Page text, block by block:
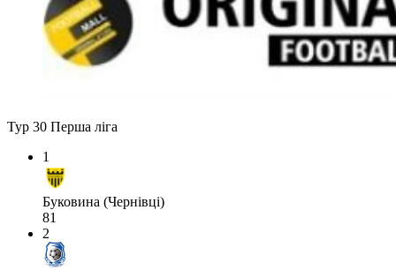
Тур 30 Перша ліга
1
Буковина (Чернівці)
81
2